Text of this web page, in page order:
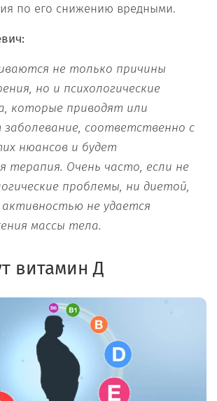
по его снижению вредными.
не только причины
но и психологические
которые приводят или
соответственно с
нюансов и будет
терапия. Очень часто, если не
проблемы, ни диетой,
активностью не удается
массы тела.
витамин Д